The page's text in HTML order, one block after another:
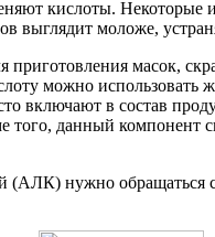
кислоты.
выглядит моложе,
масок,
можно
включают в состав
данный компонент
(АЛК) нужно